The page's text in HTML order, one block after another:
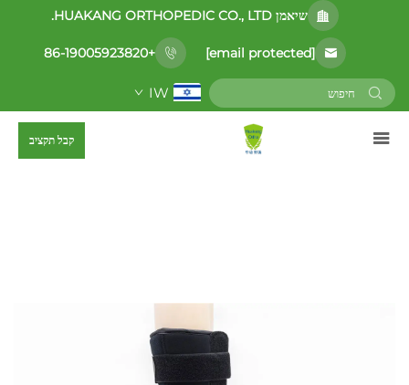
שיאמן HUAKANG ORTHOPEDIC CO., LTD.
[email protected]
+86-19005923820
IW
קבל תקציב